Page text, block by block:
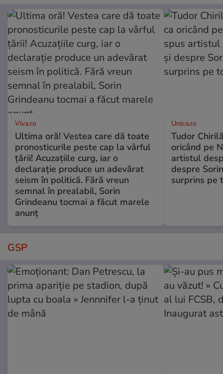
Viva.ro
Ultima oră! Vestea care dă toate
pronosticurile peste cap la vârful
țării! Acuzațiile curg, iar o
declarație produce un adevărat
seism în politică. Fără vreun
semnal în prealabil, Sorin
Grindeanu tocmai a făcut marele
anunț
Unica.ro
Tudor
oricând pe
artistul
despre
surprins pe
GSP